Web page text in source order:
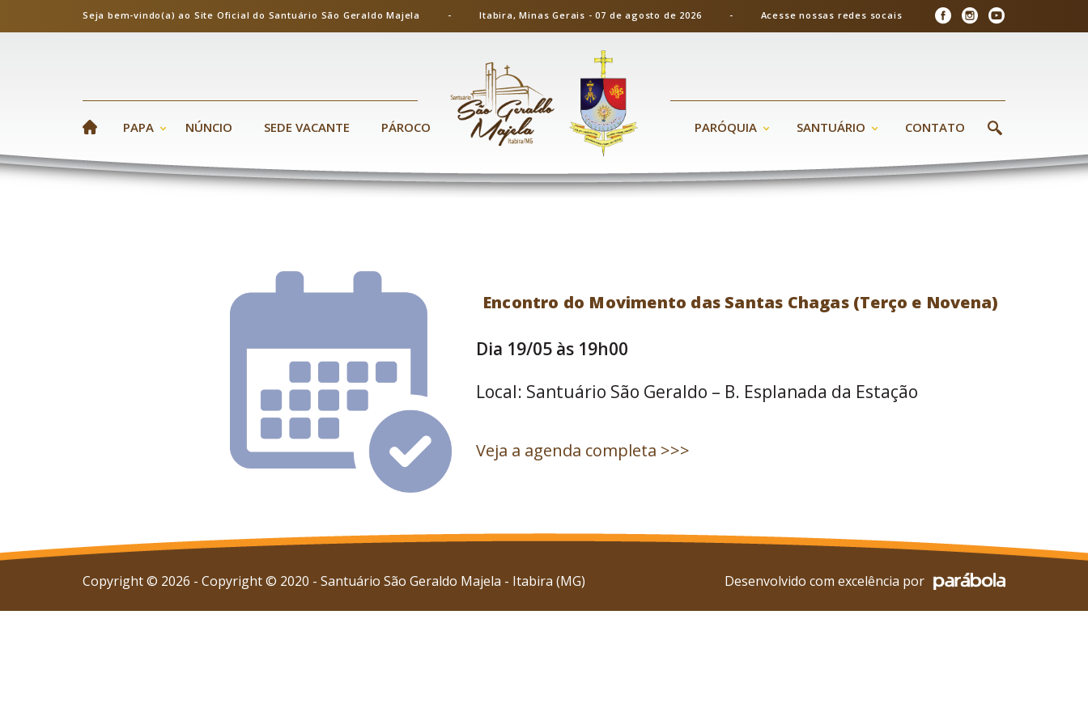
Seja bem-vindo(a) ao Site Oficial do Santuário São Geraldo Majela - Itabira, Minas Gerais - 07 de agosto de 2026 - Acesse nossas redes socais
PAPA NÚNCIO SEDE VACANTE PÁROCO PARÓQUIA SANTUÁRIO CONTATO
Encontro do Movimento das Santas Chagas (Terço e Novena)
Dia 19/05 às 19h00
Local: Santuário São Geraldo – B. Esplanada da Estação
Veja a agenda completa >>>
Copyright © 2026 - Copyright © 2020 - Santuário São Geraldo Majela - Itabira (MG) Desenvolvido com excelência por